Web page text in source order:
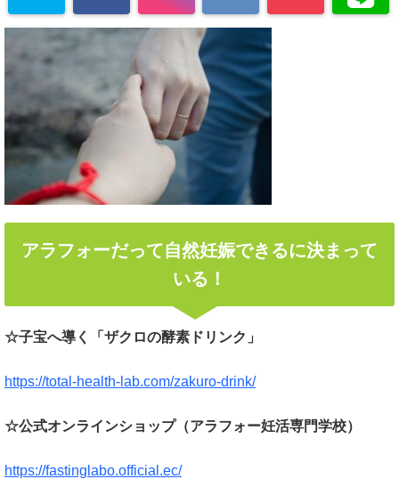
アラフォーだって自然妊娠できるに決まって
いる！
☆子宝へ導く「ザクロの酵素ドリンク」
https://total-health-lab.com/zakuro-drink/
☆公式オンラインショップ（アラフォー妊活専門学校）
https://fastinglabo.official.ec/